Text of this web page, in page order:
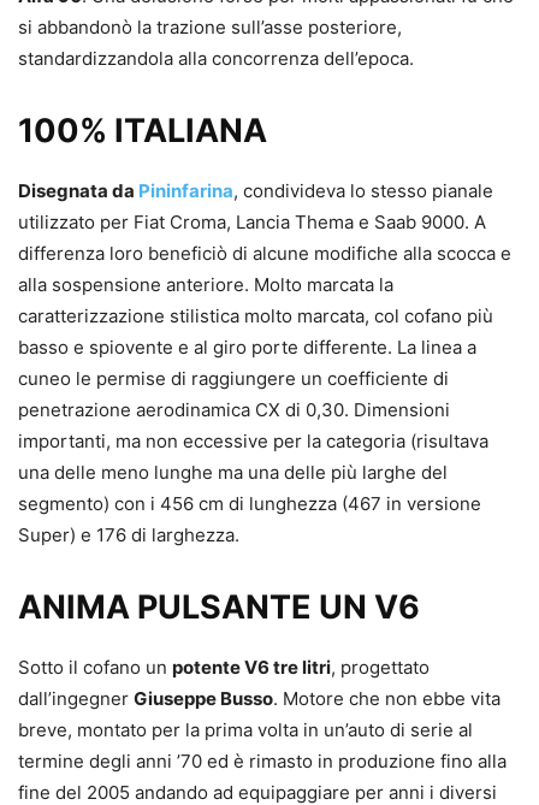
si abbandonò la trazione sull’asse posteriore,
standardizzandola alla concorrenza dell’epoca.
100% ITALIANA
Disegnata da Pininfarina, condivideva lo stesso pianale
utilizzato per Fiat Croma, Lancia Thema e Saab 9000. A
differenza loro beneficiò di alcune modifiche alla scocca e
alla sospensione anteriore. Molto marcata la
caratterizzazione stilistica molto marcata, col cofano più
basso e spiovente e al giro porte differente. La linea a
cuneo le permise di raggiungere un coefficiente di
penetrazione aerodinamica CX di 0,30. Dimensioni
importanti, ma non eccessive per la categoria (risultava
una delle meno lunghe ma una delle più larghe del
segmento) con i 456 cm di lunghezza (467 in versione
Super) e 176 di larghezza.
ANIMA PULSANTE UN V6
Sotto il cofano un potente V6 tre litri, progettato
dall’ingegner Giuseppe Busso. Motore che non ebbe vita
breve, montato per la prima volta in un’auto di serie al
termine degli anni ’70 ed è rimasto in produzione fino alla
fine del 2005 andando ad equipaggiare per anni i diversi